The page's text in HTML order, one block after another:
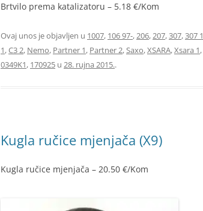
Brtvilo prema katalizatoru – 5.18 €/Kom
Ovaj unos je objavljen u 1007, 106 97-,206,207,307,307 1
1,C3 2, Nemo, Partner 1, Partner 2,Saxo,XSARA,Xsara 1,
0349K1, 170925 u 28. rujna 2015..
Kugla ručice mjenjača (X9)
Kugla ručice mjenjača – 20.50 €/Kom